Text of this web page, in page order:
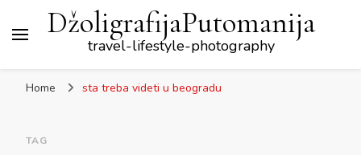
DžoligrafijaPutomanija
travel-lifestyle-photography
Home sta treba videti u beogradu
TAG